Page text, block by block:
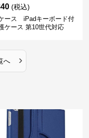
(税込)
ース iPadキーボード付
ケース 第10世代対応
へ ›